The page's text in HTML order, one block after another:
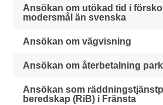
Ansökan om utökad tid i
modersmål än svenska
Ansökan om vägvisning
Ansökan om återbetalning
Ansökan som
beredskap (RiB) i Fränsta